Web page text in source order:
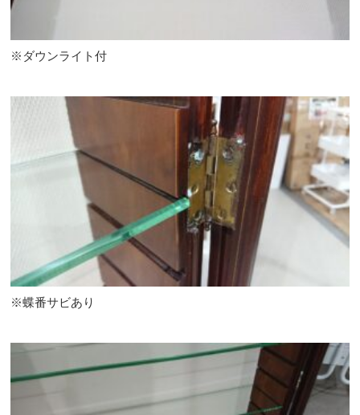
※ダウンライト付
※蝶番サビあり